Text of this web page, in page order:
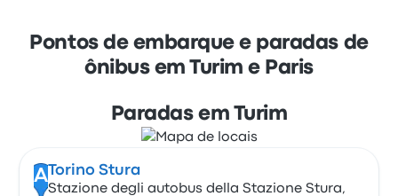
Pontos de embarque e paradas de
ônibus em Turim e Paris
Paradas em Turim
A Torino Stura
Stazione degli autobus della Stazione Stura,